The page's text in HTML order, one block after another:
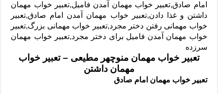
امام صادق,تعبیر خواب مهمان آمدن فامیل,تعبیر خواب مهمان
داشتن و غذا دادن,تعبیر خواب مهمان آمدن امام صادق,تعبیر
خواب مهمانی رفتن دختر مجرد,تعبیر خواب مهمانی بزرگ,تعبیر
خواب مهمان آمدن فامیل برای دختر مجرد,تعبیر خواب مهمان
سرزده
تعبیر خواب مهمان منوچهر مطیعی – تعبیر خواب
مهمان داشتن
تعبیر خواب مهمان امام صادق